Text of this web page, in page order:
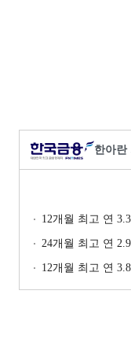
한아란
12개월 최고 연 3.30%…수
24개월 최고 연 2.90%…기업
12개월 최고 연 3.8% ‘코드K자